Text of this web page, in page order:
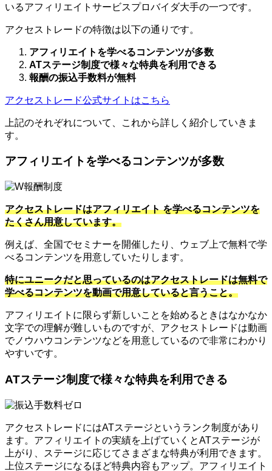
いるアフィリエイトサービスプロバイダ大手の一つです。
アクセストレードの特徴は以下の通りです。
アフィリエイトを学べるコンテンツが多数
ATステージ制度で様々な特典を利用できる
報酬の振込手数料が無料
アクセストレード公式サイトはこちら
上記のそれぞれについて、これから詳しく紹介していきま
す。
アフィリエイトを学べるコンテンツが多数
アクセストレードはアフィリエイト を学べるコンテンツを
たくさん用意しています。
例えば、全国でセミナーを開催したり、ウェブ上で無料で学
べるコンテンツを用意していたりします。
特にユニークだと思っているのはアクセストレードは無料で
学べるコンテンツを動画で用意していると言うこと。
アフィリエイトに限らず新しいことを始めるときはなかなか
文字での理解が難しいものですが、アクセストレードは動画
でノウハウコンテンツなどを用意しているので非常にわかり
やすいです。
ATステージ制度で様々な特典を利用できる
アクセストレードにはATステージというランク制度があり
ます。アフィリエイトの実績を上げていくとATステージが
上がり、ステージに応じてさまざまな特典が利用できます。
上位ステージになるほど特典内容もアップ。アフィリエイト